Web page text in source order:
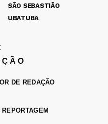
SÃO SEBASTIÃO
UBATUBA
DE REDAÇÃO